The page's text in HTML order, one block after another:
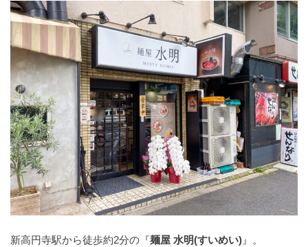
新高円寺駅から徒歩約2分の『麺屋 水明(すいめい) 』。